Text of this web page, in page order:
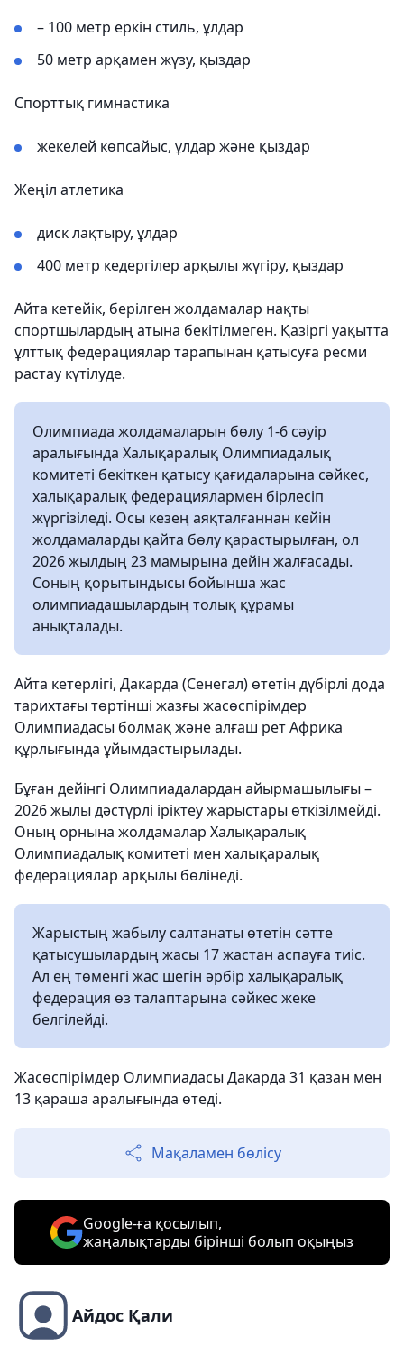
– 100 метр еркін стиль, ұлдар
50 метр арқамен жүзу, қыздар
Спорттық гимнастика
жекелей көпсайыс, ұлдар және қыздар
Жеңіл атлетика
диск лақтыру, ұлдар
400 метр кедергілер арқылы жүгіру, қыздар
Айта кетейік, берілген жолдамалар нақты
спортшылардың атына бекітілмеген. Қазіргі уақытта
ұлттық федерациялар тарапынан қатысуға ресми
растау күтілуде.
Олимпиада жолдамаларын бөлу 1-6 сәуір
аралығында Халықаралық Олимпиадалық
комитеті бекіткен қатысу қағидаларына сәйкес,
халықаралық федерациялармен бірлесіп
жүргізіледі. Осы кезең аяқталғаннан кейін
жолдамаларды қайта бөлу қарастырылған, ол
2026 жылдың 23 мамырына дейін жалғасады.
Соның қорытындысы бойынша жас
олимпиадашылардың толық құрамы
анықталады.
Айта кетерлігі, Дакарда (Сенегал) өтетін дүбірлі дода
тарихтағы төртінші жазғы жасөспірімдер
Олимпиадасы болмақ және алғаш рет Африка
құрлығында ұйымдастырылады.
Бұған дейінгі Олимпиадалардан айырмашылығы –
2026 жылы дәстүрлі іріктеу жарыстары өткізілмейді.
Оның орнына жолдамалар Халықаралық
Олимпиадалық комитеті мен халықаралық
федерациялар арқылы бөлінеді.
Жарыстың жабылу салтанаты өтетін сәтте
қатысушылардың жасы 17 жастан аспауға тиіс.
Ал ең төменгі жас шегін әрбір халықаралық
федерация өз талаптарына сәйкес жеке
белгілейді.
Жасөспірімдер Олимпиадасы Дакарда 31 қазан мен
13 қараша аралығында өтеді.
Мақаламен бөлісу
Google-ға қосылып,
жаңалықтарды бірінші болып оқыңыз
Айдос Қали